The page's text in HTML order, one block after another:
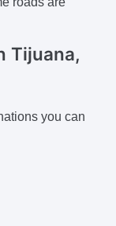
Tijuana,
you can